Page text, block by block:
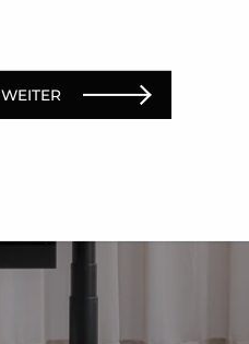
WEITER